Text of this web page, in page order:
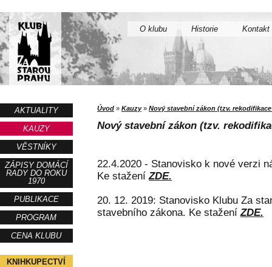
O klubu Historie Kontakt
AKTUALITY
KAUZY
VĚSTNÍKY
ZÁPISY DOMÁCÍ
RADY DO ROKU
1970
PUBLIKACE
PROGRAM
CENA KLUBU
KNIHKUPECTVÍ
Úvod » Kauzy» Nový stavební zákon (tzv.
Nový stavební zákon (tzv.
22.4.2020 - Stanovisko k nové verzi
Ke staženíZDE.
20. 12. 2019: Stanovisko Klubu Za
stavebního zákona. Ke staženíZDE.